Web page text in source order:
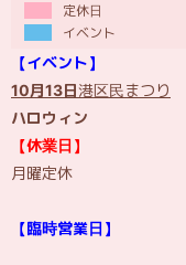
定休日
イベント
【イベント】
10月13日港区民まつり
ハロウィン
【休業日】
月曜定休
【臨時営業日】